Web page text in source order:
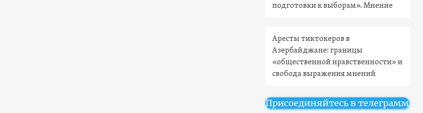
подготовки к выборам». Мнение
Аресты тиктокеров в
Азербайджане: границы
«общественной нравственности» и
свобода выражения мнений
Присоединяйтесь в телеграмм